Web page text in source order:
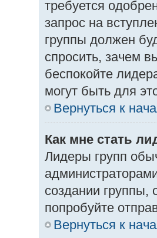
требуется
запрос на
группы должен
спросить, зачем
беспокойте
могут быть для
Вернуться к
Как мне стать
Лидеры групп
создании группы,
попробуйте
Вернуться к